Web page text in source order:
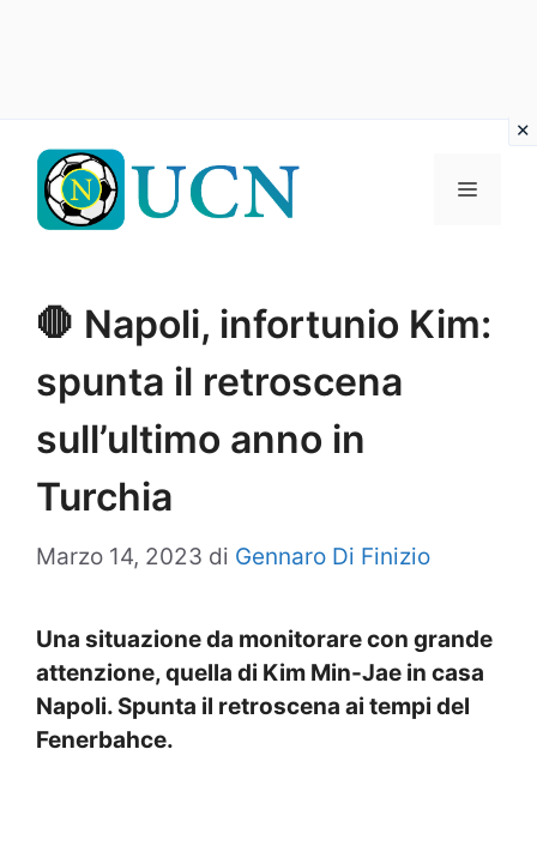
contenuto
Menu
🛑 Napoli, infortunio Kim:
spunta il retroscena
sull’ultimo anno in
Turchia
Marzo 14, 2023 di Gennaro Di Finizio
Una situazione da monitorare con grande
attenzione, quella di Kim Min-Jae in casa
Napoli. Spunta il retroscena ai tempi del
Fenerbahce.